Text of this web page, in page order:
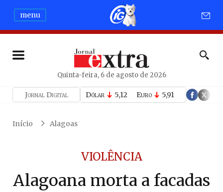
menu
Quinta-feira, 6 de agosto de 2026
Jornal Digital Dólar 5,12 Euro 5,91
Início Alagoas
VIOLÊNCIA
Alagoana morta a facadas